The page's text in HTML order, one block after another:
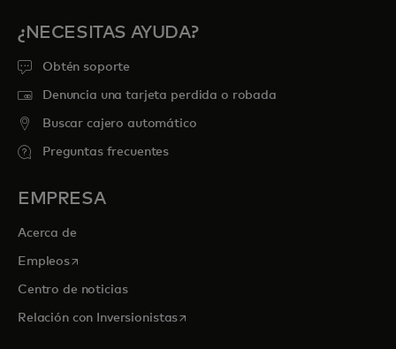
¿NECESITAS AYUDA?
Obtén soporte
Denuncia una tarjeta perdida o robada
Buscar cajero automático
Preguntas frecuentes
EMPRESA
Acerca de
Empleosse abre en una pestaña nueva
Centro de noticias
Relación con Inversionistasse abre en una pestaña nueva